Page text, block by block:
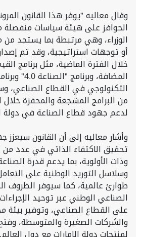
وقال معاليه "يوفر هذا القانون
الحوافز على هيئة سياسات
الوزراء، وهي مرتبطة بما يستجد من
أو توجهات استراتيجية، وقد تم
خلال الفترة الماضية، مثل برنامج
المضافة، وبرنامج
التكنولوجي في القطاع الصناعي،
من البرامج المشجعة والمحفزة خلال
لدعم جهود قطاع الصناعة في دولة
وأشار معاليه إلى أن القانون
تحقيق الاكتفاء الذاتي في عدد من
وذات الأولوية، بما يدعم قدرة
وسلاسل التوريد الوطنية على
طوارئ عالمية، كما سيوفر الظروف
الصناعي الوطني عبر توحيد
على القطاع الصناعي، وتوفير بيئة
والشركات الصغيرة والمتوسطة،